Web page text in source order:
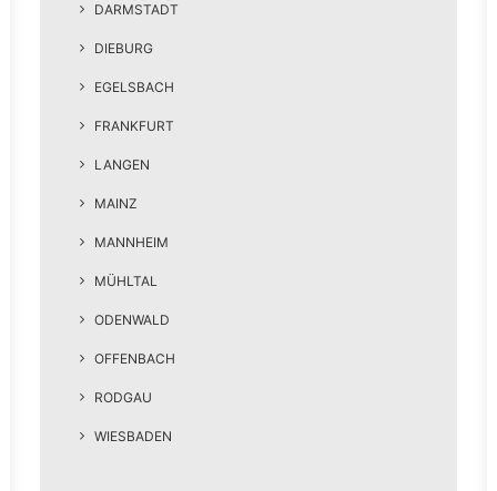
DARMSTADT
DIEBURG
EGELSBACH
FRANKFURT
LANGEN
MAINZ
MANNHEIM
MÜHLTAL
ODENWALD
OFFENBACH
RODGAU
WIESBADEN